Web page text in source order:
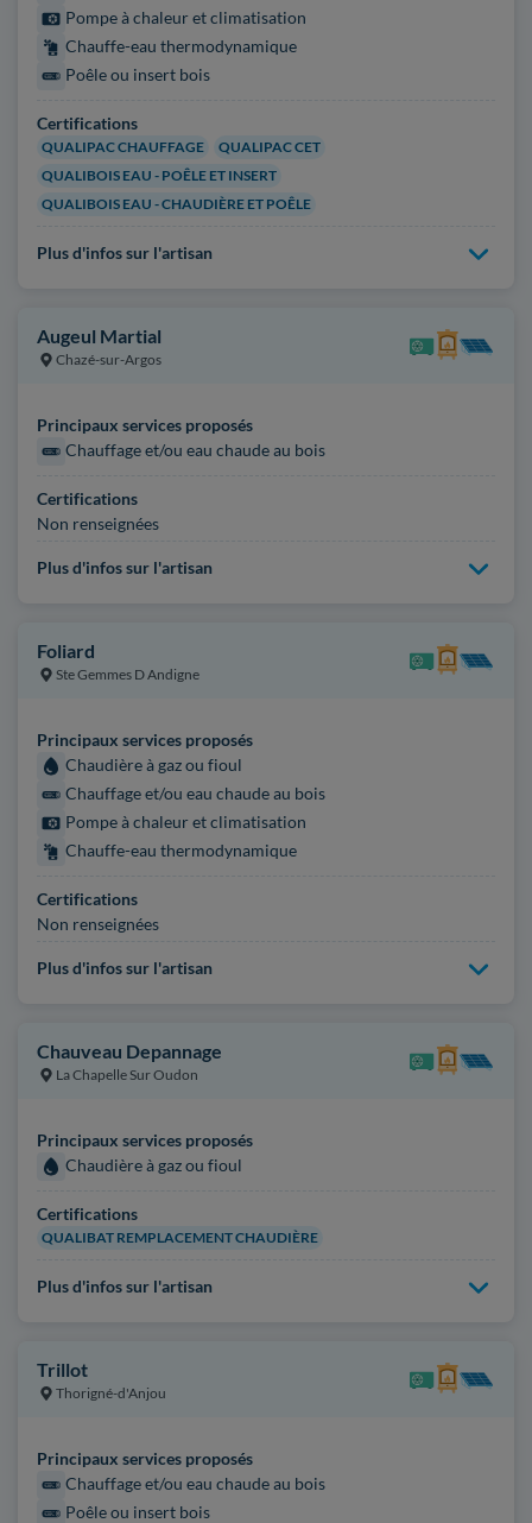
Pompe à chaleur et climatisation
Chauffe-eau thermodynamique
Poêle ou insert bois
Certifications
QUALIPAC CHAUFFAGE
QUALIPAC CET
QUALIBOIS EAU - POÊLE ET INSERT
QUALIBOIS EAU - CHAUDIÈRE ET POÊLE
Plus d'infos sur l'artisan
Augeul Martial
Chazé-sur-Argos
Principaux services proposés
Chauffage et/ou eau chaude au bois
Certifications
Non renseignées
Plus d'infos sur l'artisan
Foliard
Ste Gemmes D Andigne
Principaux services proposés
Chaudière à gaz ou fioul
Chauffage et/ou eau chaude au bois
Pompe à chaleur et climatisation
Chauffe-eau thermodynamique
Certifications
Non renseignées
Plus d'infos sur l'artisan
Chauveau Depannage
La Chapelle Sur Oudon
Principaux services proposés
Chaudière à gaz ou fioul
Certifications
QUALIBAT REMPLACEMENT CHAUDIÈRE
Plus d'infos sur l'artisan
Trillot
Thorigné-d'Anjou
Principaux services proposés
Chauffage et/ou eau chaude au bois
Poêle ou insert bois